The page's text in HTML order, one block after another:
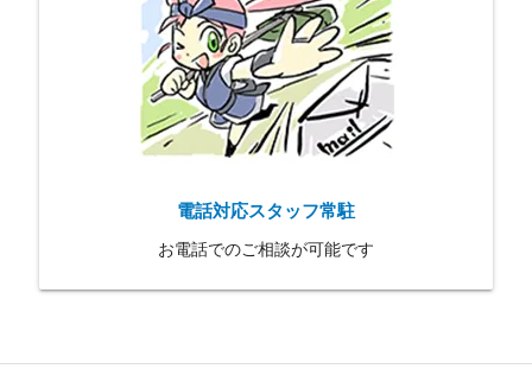
電話対応スタッフ常駐
お電話でのご相談が可能です